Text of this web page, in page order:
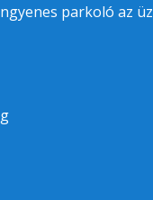
parkoló az